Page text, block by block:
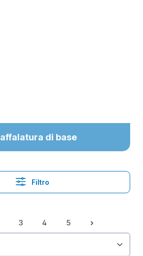
di base
Filtro
Pagina
3
Pagina
4
Pagina
5